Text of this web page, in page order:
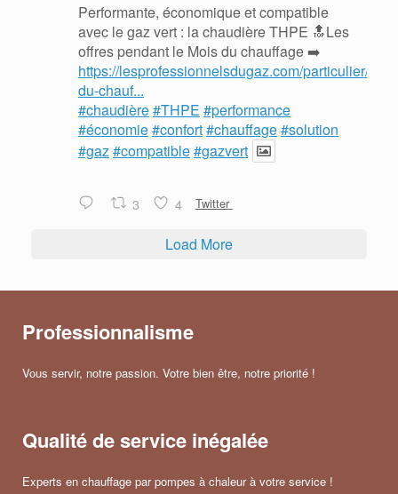
Performante, économique et compatible
avec le gaz vert : la chaudière THPE 🔝Les
offres pendant le Mois du chauffage ➡️
https://lesprofessionnelsdugaz.com/particulier/
du-chauf...
#chaudière#THPE #performance
#économie#confort#chauffage#solution
#gaz#compatible#gazvert
3 4 Twitter
Load More
Professionnalisme
Vous servir, notre passion. Votre bien être, notre priorité !
Qualité de service inégalée
Experts en chauffage par pompes à chaleur à votre service !